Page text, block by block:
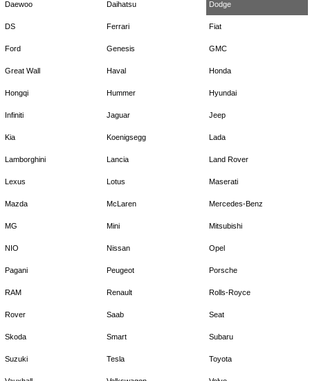
Daewoo Daihatsu Dodge
DS Ferrari Fiat
Ford Genesis GMC
Great Wall Haval Honda
Hongqi Hummer Hyundai
Infiniti Jaguar Jeep
Kia Koenigsegg Lada
Lamborghini Lancia Land Rover
Lexus Lotus Maserati
Mazda McLaren Mercedes-Benz
MG Mini Mitsubishi
NIO Nissan Opel
Pagani Peugeot Porsche
RAM Renault Rolls-Royce
Rover Saab Seat
Skoda Smart Subaru
Suzuki Tesla Toyota